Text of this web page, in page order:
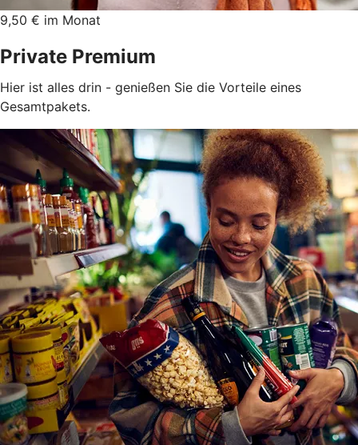
9,50 € im Monat
Private Premium
Hier ist alles drin - genießen Sie die Vorteile eines
Gesamtpakets.